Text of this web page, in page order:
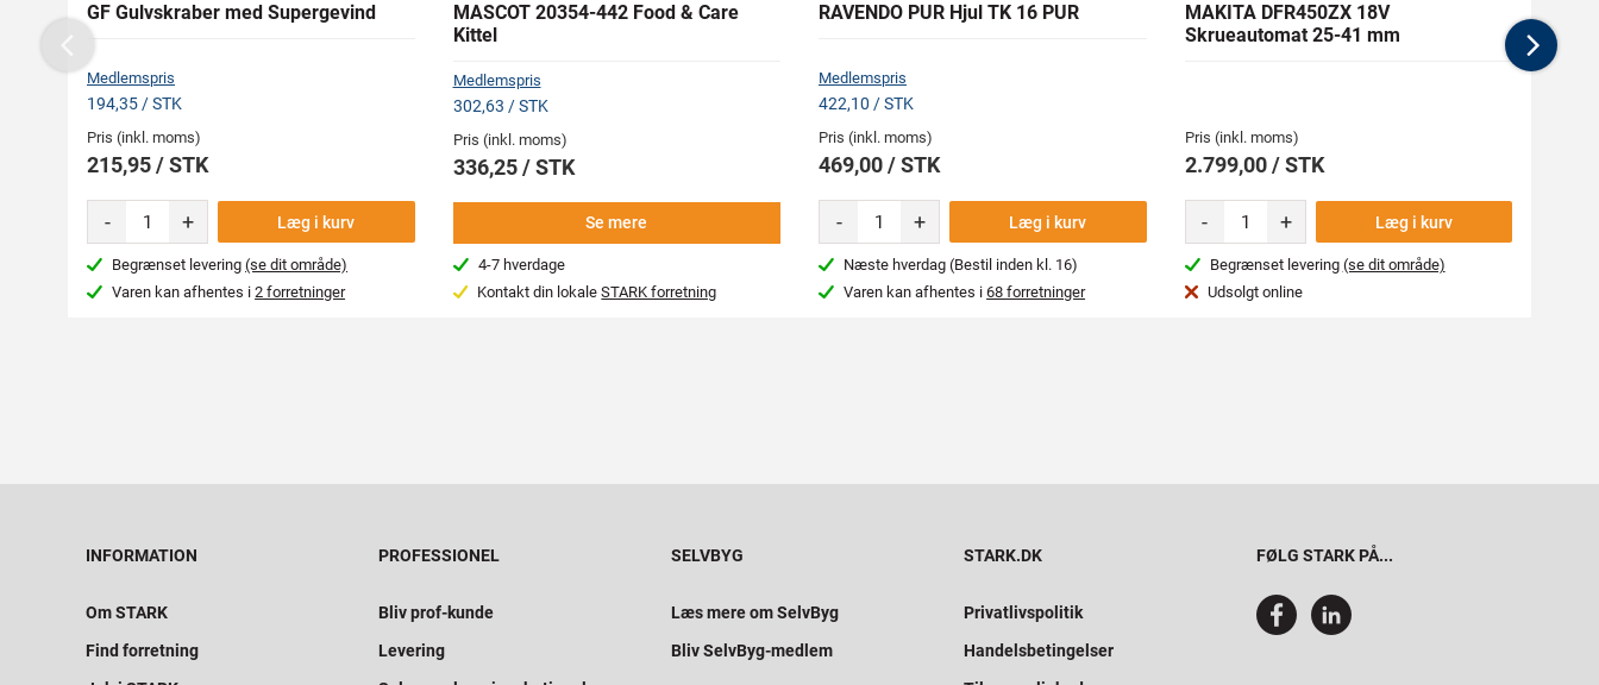
GF Gulvskraber med Supergevind
Medlemspris
194,35 / STK
Pris (inkl. moms)
215,95 / STK
- + Læg i kurv
Begrænset levering(se dit område)
Varen kan afhentes i2 forretninger
MASCOT 20354-442 Food & Care
Kittel
Medlemspris
302,63 / STK
Pris (inkl. moms)
336,25 / STK
Se mere
4-7 hverdage
Kontakt din lokaleSTARK forretning
RAVENDO PUR Hjul TK 16 PUR
Medlemspris
422,10 / STK
Pris (inkl. moms)
469,00 / STK
- + Læg i kurv
Næste hverdag (Bestil inden kl. 16)
Varen kan afhentes i68 forretninger
MAKITA DFR450ZX 18V
Skrueautomat 25-41 mm
Pris (inkl. moms)
2.799,00 / STK
- + Læg i kurv
Begrænset levering (se dit område)
Udsolgt online
Previous
INFORMATION
Om STARK
Find forretning
PROFESSIONEL
Bliv prof-kunde
Levering
SELVBYG
Læs mere om SelvByg
Bliv SelvByg-medlem
STARK.DK
Privatlivspolitik
Handelsbetingelser
FØLG STARK PÅ...